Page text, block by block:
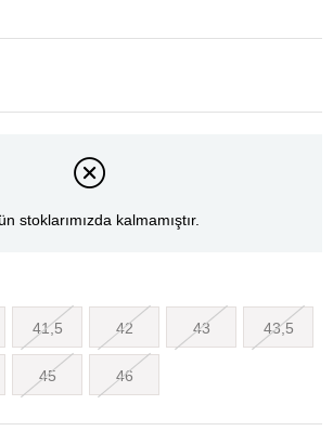
stoklarımızda kalmamıştır.
41,5 42 43 43,5
45 46